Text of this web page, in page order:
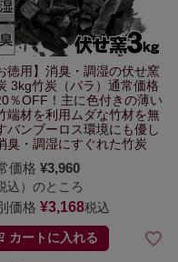
徳用】消臭・調湿の伏せ窯
3kg竹炭（バラ）通常価格
％OFF！ 主に色付きの薄い
端材を利用 ムダな竹材を無
バンブーロス環境にも優し
臭・調湿にすぐれた竹炭
価格 ¥3,960
込）のところ
価格 ¥3,168税込
カートに入れる